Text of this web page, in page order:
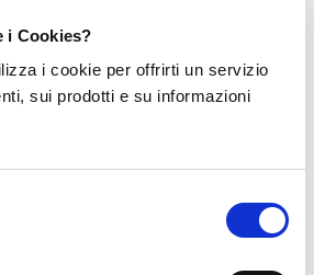
i Cookies?
i cookie per offrirti un servizio
sui prodotti e su informazioni
descriveresti la
crescita, con la voglia di scoprire
per dare ai clienti qualcosa in più e
della zona. Vorremmo essere